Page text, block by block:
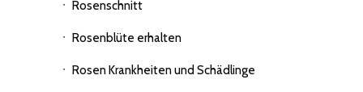
Rosenschnitt
Rosenblüte erhalten
Rosen Krankheiten und Schädlinge